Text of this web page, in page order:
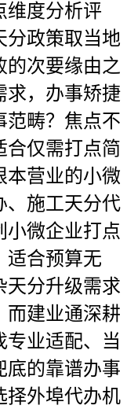
维度分析评
分政策取当地
的次要缘由之
求，办事矫捷
范畴？焦点不
合仅需打点简
本营业的小微
、施工天分代
小微企业打点
适合预算无
天分升级需求
而建业通深耕
专业适配、当
底的靠谱办事
择外埠代办机